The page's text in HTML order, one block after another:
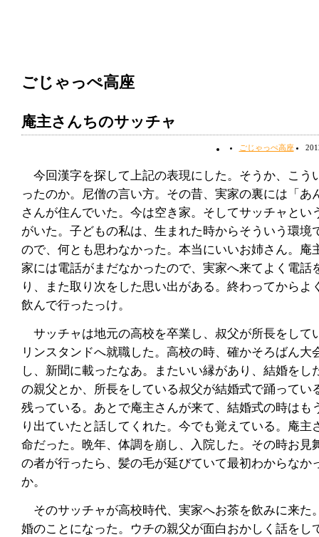
ごじゃっぺ高座
庵主さんちのサッチャ
ごじゃっぺ高座
今回漢字を探して上記の表現にした。そうか、こう
ったのか。尼僧の言い方。その昔、実家の裏には「あ
さんが住んでいた。今は空き家。そしてサッチャとい
がいた。子どもの私は、生まれた時からそういう環境
ので、何とも思わなかった。本当にいいお姉さん。庵
家には電話がまだなかったので、実家へ来てよく電話
り、また取り次をした思い出がある。終わってからよ
飲んで行ったっけ。
サッチャは地元の高校を卒業し、叔父が所長をして
リンスタンドへ就職した。高校の時、確かそろばん大
し、新聞に載ったなあ。またいい縁があり、結婚をし
の親父とか、所長をしている叔父が結婚式で踊ってい
残っている。あとで庵主さんが来て、結婚式の時はも
り出ていたと話してくれた。今でも覚えている。庵主
命だった。晩年、体調を崩し、入院した。その時お見
の者が行ったら、髪の毛が延びていて最初わからなか
か。
そのサッチャが高校時代、実家へお茶を飲みに来た
婚のことになった。ウチの親父が面白おかしく話をし